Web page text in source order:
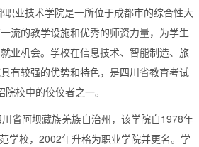
职业技术学院是一所位于成都市的综合性大
流的教学设施和优秀的师资力量，为学生
业机会。学校在信息技术、智能制造、旅
有较强的优势和特色，是四川省教育考试
院校中的佼佼者之一。
省阿坝藏族羌族自治州，该学院自1978年
学校，2002年升格为职业学院并更名。学